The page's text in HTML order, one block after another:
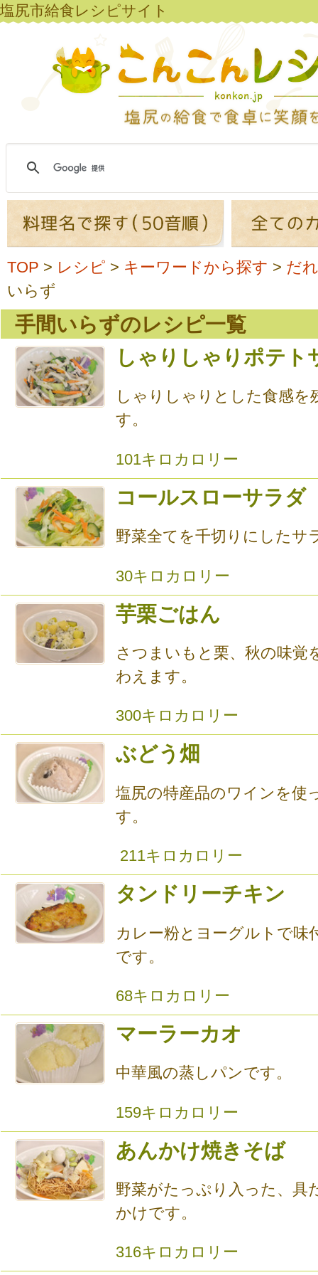
塩尻市給食レシピサイト
TOP > レシピ > キーワードから探す > だ
いらず
手間いらずのレシピ一覧
しゃりしゃりポテト
しゃりしゃりとした食感を
す。
101キロカロリー
コールスローサラダ
野菜全てを千切りにしたサ
30キロカロリー
芋栗ごはん
さつまいもと栗、秋の味覚
わえます。
300キロカロリー
ぶどう畑
塩尻の特産品のワインを使
す。
211キロカロリー
タンドリーチキン
カレー粉とヨーグルトで味
です。
68キロカロリー
マーラーカオ
中華風の蒸しパンです。
159キロカロリー
あんかけ焼きそば
野菜がたっぷり入った、具
かけです。
316キロカロリー